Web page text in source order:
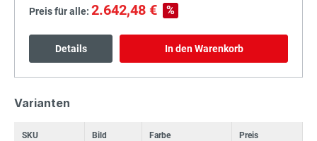
Preis für alle: 2.642,48 € %
Details In den Warenkorb
Varianten
SKU Bild Farbe Preis